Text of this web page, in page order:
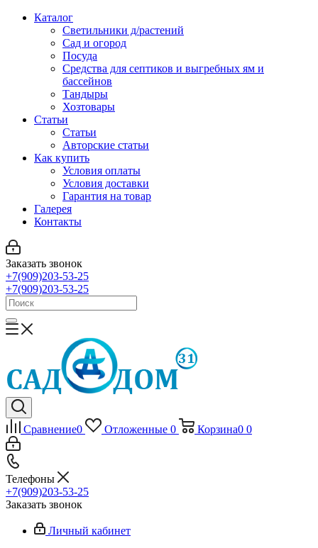
Каталог
Светильники д/растений
Сад и огород
Посуда
Средства для септиков и выгребных ям и
бассейнов
Тандыры
Хозтовары
Статьи
Статьи
Авторские статьи
Как купить
Условия оплаты
Условия доставки
Гарантия на товар
Галерея
Контакты
Заказать звонок
+7(909)203-53-25
+7(909)203-53-25
Сравнение0 Отложенные 0 Корзина0 0
Телефоны
+7(909)203-53-25
Заказать звонок
Личный кабинет